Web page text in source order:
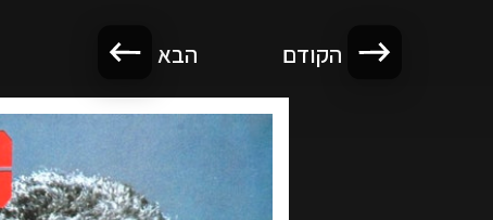
הקודם הבא